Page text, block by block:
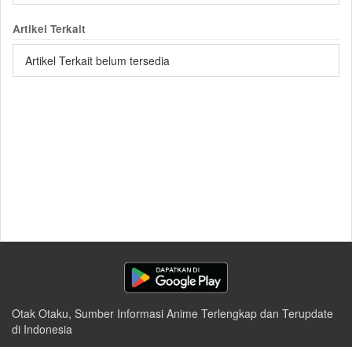
Artikel Terkait
Artikel Terkait belum tersedia
Otak Otaku, Sumber Informasi Anime Terlengkap dan Terupdate
di Indonesia